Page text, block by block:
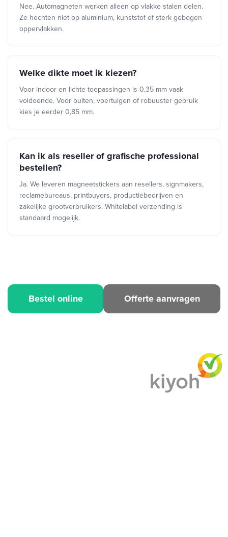
Nee. Automagneten werken alleen op vlakke stalen delen.
Ze hechten niet op aluminium, kunststof of sterk gebogen
oppervlakken.
Welke dikte moet ik kiezen?
Voor indoor en lichte toepassingen is 0,35 mm vaak
voldoende. Voor buiten, voertuigen of robuuster gebruik
kies je eerder 0,85 mm.
Kan ik als reseller of grafische professional
bestellen?
Ja. We leveren magneetstickers aan resellers, signmakers,
reclamebureaus, printbuyers, productiebedrijven en
zakelijke grootverbruikers. Whitelabel verzending is
standaard mogelijk.
Bestel online Offerte aanvragen